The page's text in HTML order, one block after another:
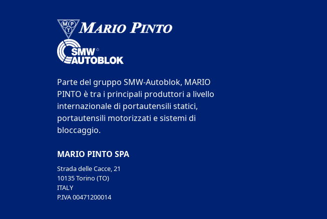
Parte del gruppo SMW-Autoblok, MARIO
PINTO è tra i principali produttori a livello
internazionale di portautensili statici,
portautensili motorizzati e sistemi di
bloccaggio.
MARIO PINTO SPA
Strada delle Cacce, 21
10135 Torino (TO)
ITALY
P.IVA 00471200014